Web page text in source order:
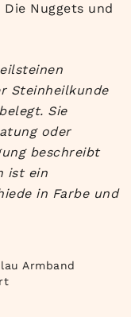
Nuggets und
Steinheilkunde
Sie
oder
beschreibt
ist ein
in Farbe und
Armband